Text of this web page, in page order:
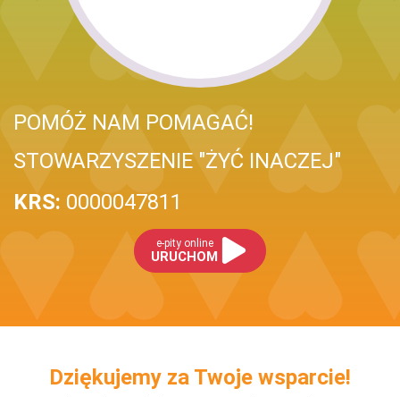
POMÓŻ NAM POMAGAĆ!
STOWARZYSZENIE "ŻYĆ INACZEJ"
KRS: 0000047811
e-pity online
URUCHOM
Dziękujemy za Twoje wsparcie!